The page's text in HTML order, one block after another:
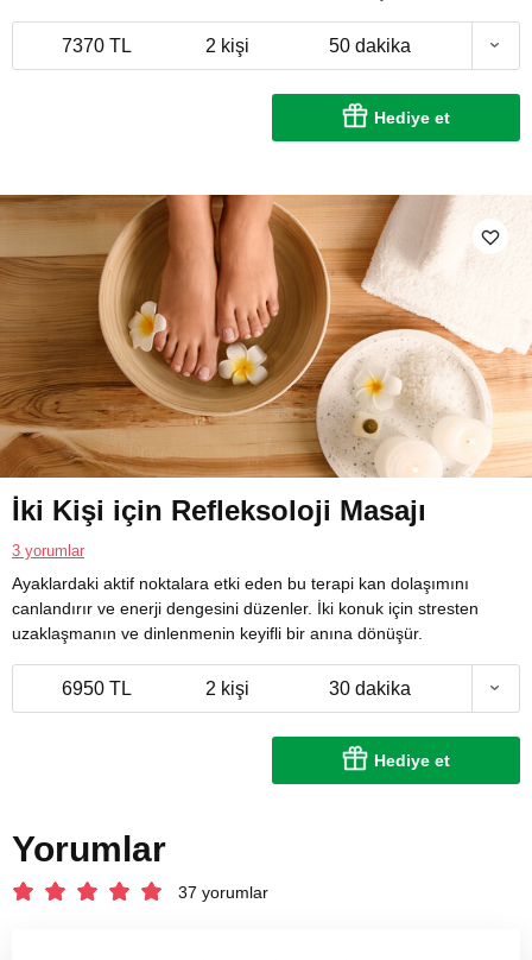
7370 TL 2 kişi 50 dakika
Hediye et
İki Kişi için Refleksoloji Masajı
3 yorumlar
Ayaklardaki aktif noktalara etki eden bu terapi kan dolaşımını
canlandırır ve enerji dengesini düzenler. İki konuk için stresten
uzaklaşmanın ve dinlenmenin keyifli bir anına dönüşür.
6950 TL 2 kişi 30 dakika
Hediye et
Yorumlar
37 yorumlar